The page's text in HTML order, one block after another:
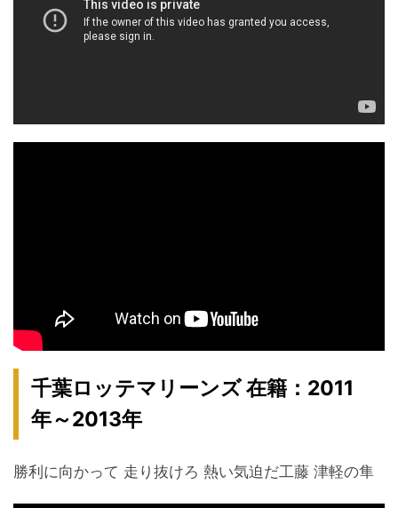
千葉ロッテマリーンズ 在籍：2011
年～2013年
勝利に向かって 走り抜けろ 熱い気迫だ工藤 津軽の隼